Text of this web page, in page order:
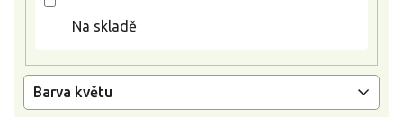
Na skladě
Barva květu